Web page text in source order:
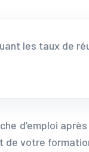
les taux de
d’emploi
de votre